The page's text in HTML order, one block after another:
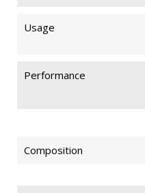
Usage
Performance
Composition